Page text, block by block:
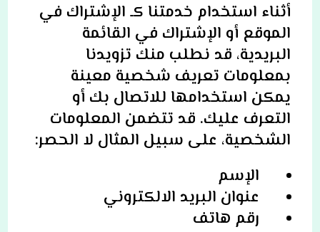
أثناء استخدام خدمتنا كـ الإشتراك في
الموقع أو الإشتراك في القائمة
البريدية، قد نطلب منك تزويدنا
بمعلومات تعريف شخصية معينة
يمكن استخدامها للاتصال بك أو
التعرف عليك. قد تتضمن المعلومات
الشخصية، على سبيل المثال لا الحصر:
الإسم
عنوان البريد الالكتروني
رقم هاتف